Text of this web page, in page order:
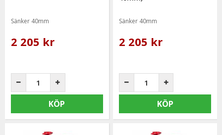
Sänker 40mm
2 205 kr
KÖP
Sänker 40mm
2 205 kr
KÖP